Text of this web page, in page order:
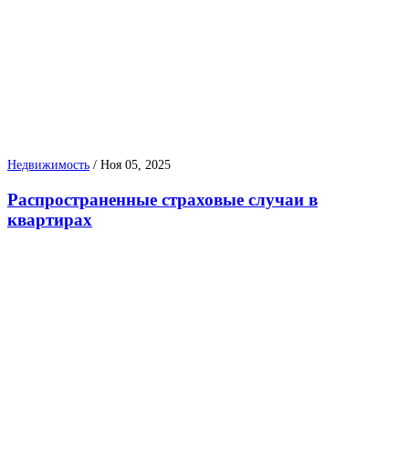
Недвижимость / Ноя 05, 2025
Распространенные страховые случаи в
квартирах